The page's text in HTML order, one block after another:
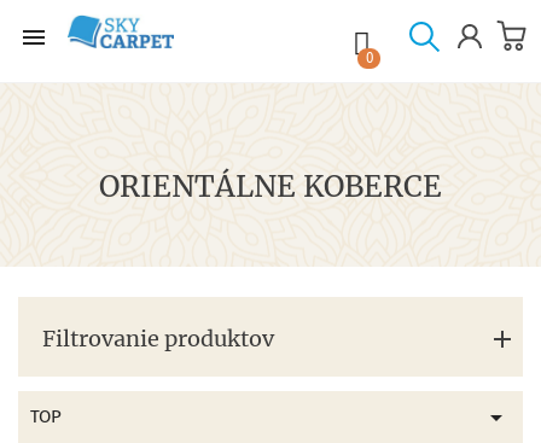
 shopping_cart

0
ORIENTÁLNE KOBERCE
Filtrovanie produktov
TOP 